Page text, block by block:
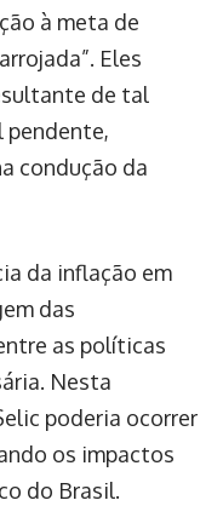
à meta de
Eles
de tal
pendente,
condução da
da inflação em
das
as políticas
Nesta
poderia ocorrer
os impactos
do Brasil.